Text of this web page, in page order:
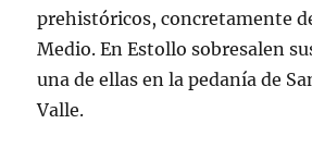
prehistóricos, concretamente
Medio. En Estollo sobresalen
una de ellas en la pedanía de
Valle.